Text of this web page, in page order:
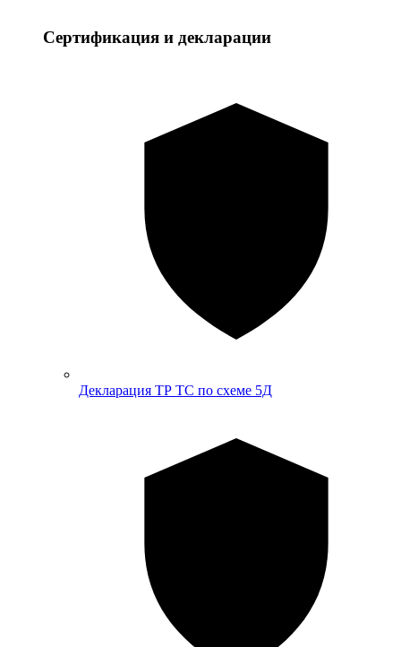
Сертификация и декларации
Декларация ТР ТС по схеме 5Д